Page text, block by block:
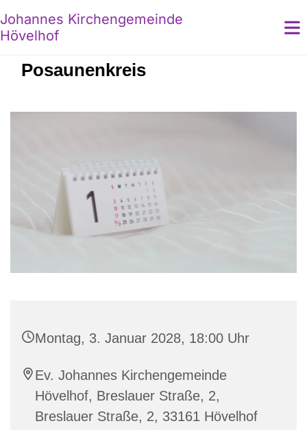
Johannes Kirchengemeinde
Hövelhof
Posaunenkreis
Montag, 3. Januar 2028, 18:00 Uhr
Ev. Johannes Kirchengemeinde
Hövelhof, Breslauer Straße, 2,
Breslauer Straße, 2, 33161 Hövelhof